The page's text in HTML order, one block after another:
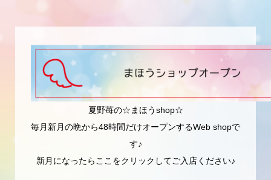
夏野苺の☆まほうshop☆
毎月新月の晩から48時間だけオープンするWeb shopで
す♪
新月になったらここをクリックしてご入店ください♪